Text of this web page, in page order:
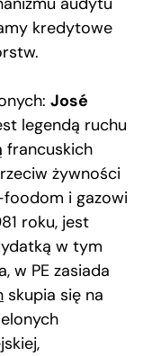
kredytowe
José
legendą ruchu
francuskich
żywności
i gazowi
roku, jest
w tym
w PE zasiada
skupia się na